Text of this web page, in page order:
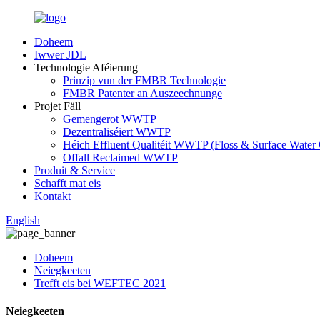
Doheem
Iwwer JDL
Technologie Aféierung
Prinzip vun der FMBR Technologie
FMBR Patenter an Auszeechnunge
Projet Fäll
Gemengerot WWTP
Dezentraliséiert WWTP
Héich Effluent Qualitéit WWTP (Floss & Surface Water
Offall Reclaimed WWTP
Produit & Service
Schafft mat eis
Kontakt
English
Doheem
Neiegkeeten
Trefft eis bei WEFTEC 2021
Neiegkeeten